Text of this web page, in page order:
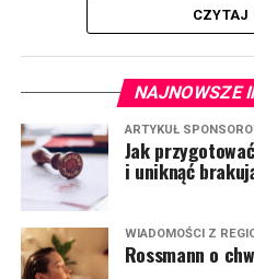
CZYTAJ
NAJNOWSZE
ARTYKUŁ
Jak
i uniknąć
WIADOMOŚCI Z
Rossmann o